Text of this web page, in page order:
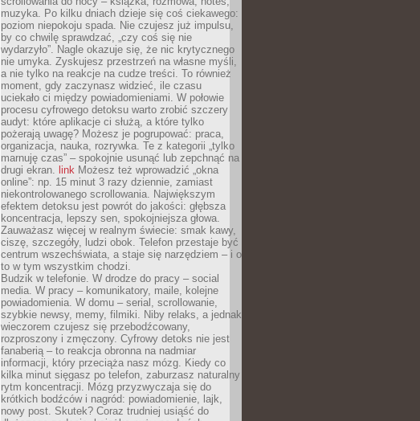
muzyka. Po kilku dniach dzieje się coś ciekawego:
poziom niepokoju spada. Nie czujesz już impulsu,
by co chwilę sprawdzać, „czy coś się nie
wydarzyło”. Nagle okazuje się, że nic krytycznego
nie umyka. Zyskujesz przestrzeń na własne myśli,
a nie tylko na reakcje na cudze treści. To również
moment, gdy zaczynasz widzieć, ile czasu
uciekało ci między powiadomieniami. W połowie
procesu cyfrowego detoksu warto zrobić szczery
audyt: które aplikacje ci służą, a które tylko
pożerają uwagę? Możesz je pogrupować: praca,
organizacja, nauka, rozrywka. Te z kategorii „tylko
marnuję czas” – spokojnie usunąć lub zepchnąć na
drugi ekran. link Możesz też wprowadzić „okna
online”: np. 15 minut 3 razy dziennie, zamiast
niekontrolowanego scrollowania. Największym
efektem detoksu jest powrót do jakości: głębsza
koncentracja, lepszy sen, spokojniejsza głowa.
Zauważasz więcej w realnym świecie: smak kawy,
ciszę, szczegóły, ludzi obok. Telefon przestaje być
centrum wszechświata, a staje się narzędziem – i o
to w tym wszystkim chodzi.
Budzik w telefonie. W drodze do pracy – social
media. W pracy – komunikatory, maile, kolejne
powiadomienia. W domu – serial, scrollowanie,
szybkie newsy, memy, filmiki. Niby relaks, a jednak
wieczorem czujesz się przebodźcowany,
rozproszony i zmęczony. Cyfrowy detoks nie jest
fanaberią – to reakcja obronna na nadmiar
informacji, który przeciąża nasz mózg. Kiedy co
kilka minut sięgasz po telefon, zaburzasz naturalny
rytm koncentracji. Mózg przyzwyczaja się do
krótkich bodźców i nagród: powiadomienie, lajk,
nowy post. Skutek? Coraz trudniej usiąść do